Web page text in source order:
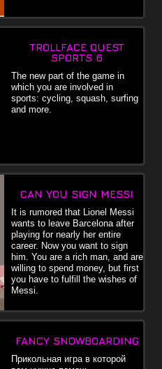
TROLLFACE QUEST
SPORTS 6
The new part of the game in
which you are involved in
sports: cycling, squash, surfing
and more.
CAN YOU SIGN MESSI
It is rumored that Lionel Messi
wants to leave Barcelona after
playing for nearly her entire
career. Now you want to sign
him. You are a rich man, and are
willing to spend money, but first
you have to fulfill the wishes of
Messi.
FANCY SNOWBOARDING
Прикольная игра в которой